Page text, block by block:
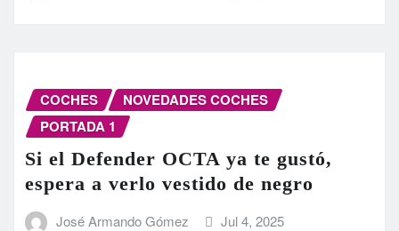
COCHES
NOVEDADES COCHES
PORTADA 1
Si el Defender OCTA ya te gustó,
espera a verlo vestido de negro
José Armando Gómez Jul 4, 2025